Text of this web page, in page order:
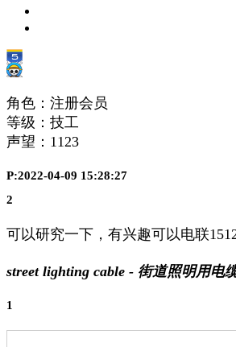
角色：注册会员
等级：技工
声望： 1123
P:2022-04-09 15:28:27
2
可以研究一下，有兴趣可以电联
street lighting cable - 街道照明用电
1